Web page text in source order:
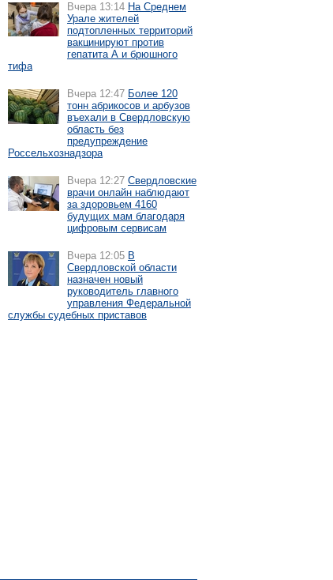
Вчера 13:14 На Среднем
Урале жителей
подтопленных территорий
вакцинируют против
гепатита А и брюшного
тифа
Вчера 12:47 Более 120
тонн абрикосов и арбузов
въехали в Свердловскую
область без
предупреждение
Россельхознадзора
Вчера 12:27 Свердловские
врачи онлайн наблюдают
за здоровьем 4160
будущих мам благодаря
цифровым сервисам
Вчера 12:05 В
Свердловской области
назначен новый
руководитель главного
управления Федеральной
службы судебных приставов